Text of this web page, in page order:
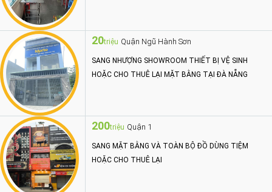
20triệu Quận Ngũ Hành Sơn
SANG NHƯỢNG SHOWROOM THIẾT BỊ VỆ SINH
HOẶC CHO THUÊ LẠI MẶT BẰNG TẠI ĐÀ NẴNG
200triệu Quận 1
SANG MẶT BẰNG VÀ TOÀN BỘ ĐỒ DÙNG TIỆM
HOẶC CHO THUÊ LẠI